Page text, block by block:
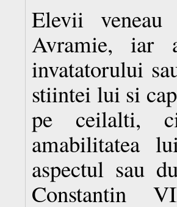
Elevii
Avramie, iar
invatatorului
stiintei lui si
pe ceilalti,
amabilitatea
aspectul sau
Constantin